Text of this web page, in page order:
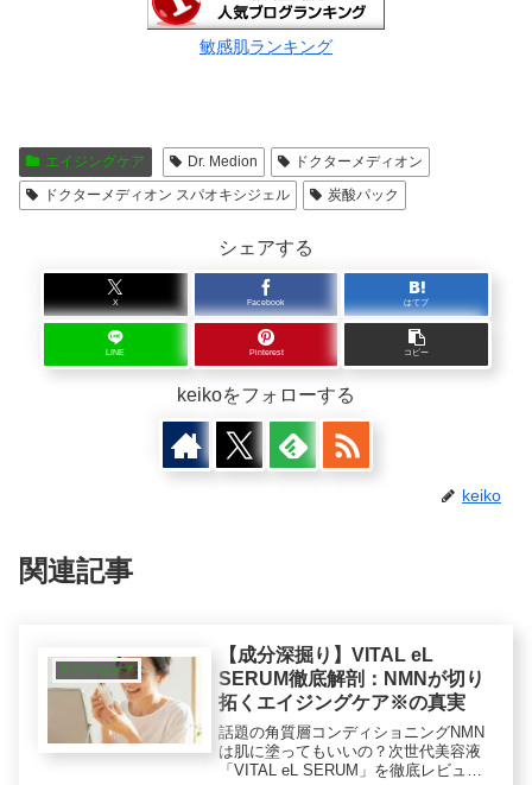
敏感肌ランキング
エイジングケア Dr. Medion
ドクターメディオン
ドクターメディオン スパオキシジェル
炭酸パック
シェアする
X Facebook はてブ
LINE Pinterest コピー
keikoをフォローする
keiko
関連記事
エイジングケア
【成分深掘り】VITAL eL
SERUM徹底解剖：NMNが切り
拓くエイジングケア※の真実
話題の角質層コンディショニングNMN
は肌に塗ってもいいの？次世代美容液
「VITAL eL SERUM」を徹底レビュ